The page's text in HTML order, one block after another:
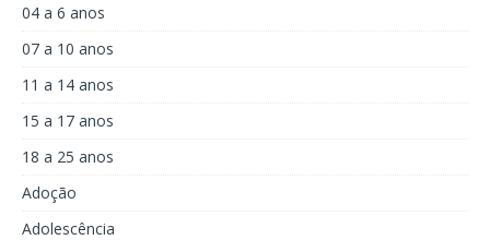
04 a 6 anos
07 a 10 anos
11 a 14 anos
15 a 17 anos
18 a 25 anos
Adoção
Adolescência